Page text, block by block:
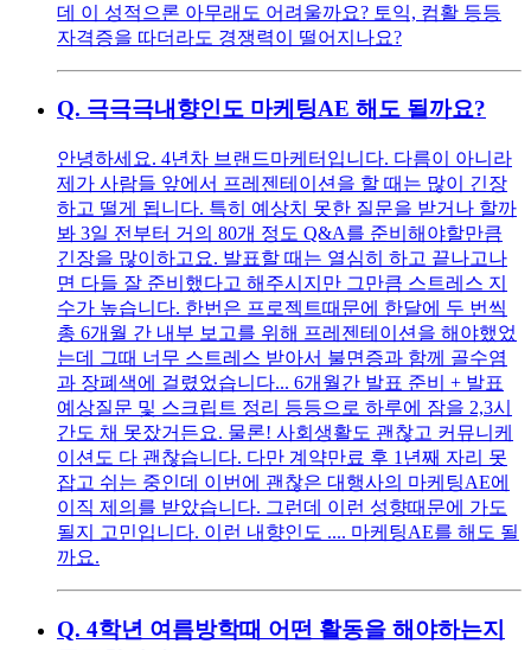
데 이 성적으론 아무래도 어려울까요? 토익, 컴활 등등
자격증을 따더라도 경쟁력이 떨어지나요?
Q. 극극극내향인도 마케팅AE 해도 될까요?
안녕하세요. 4년차 브랜드마케터입니다. 다름이 아니라
제가 사람들 앞에서 프레젠테이션을 할 때는 많이 긴장
하고 떨게 됩니다. 특히 예상치 못한 질문을 받거나 할까
봐 3일 전부터 거의 80개 정도 Q&A를 준비해야할만큼
긴장을 많이하고요. 발표할 때는 열심히 하고 끝나고나
면 다들 잘 준비했다고 해주시지만 그만큼 스트레스 지
수가 높습니다. 한번은 프로젝트때문에 한달에 두 번씩
총 6개월 간 내부 보고를 위해 프레젠테이션을 해야했었
는데 그때 너무 스트레스 받아서 불면증과 함께 골수염
과 장폐색에 걸렸었습니다... 6개월간 발표 준비 + 발표
예상질문 및 스크립트 정리 등등으로 하루에 잠을 2,3시
간도 채 못잤거든요. 물론! 사회생활도 괜찮고 커뮤니케
이션도 다 괜찮습니다. 다만 계약만료 후 1년째 자리 못
잡고 쉬는 중인데 이번에 괜찮은 대행사의 마케팅AE에
이직 제의를 받았습니다. 그런데 이런 성향때문에 가도
될지 고민입니다. 이런 내향인도 .... 마케팅AE를 해도 될
까요.
Q. 4학년 여름방학때 어떤 활동을 해야하는지